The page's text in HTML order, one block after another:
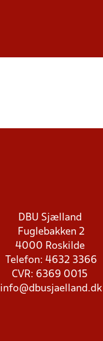
DBU Sjælland
Fuglebakken 2
4000 Roskilde
Telefon: 4632 3366
CVR: 6369 0015
info@dbusjaelland.dk